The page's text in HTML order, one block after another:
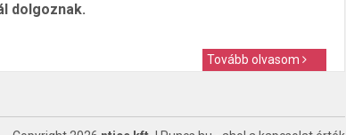
dolgoznak.
Tovább olvasom